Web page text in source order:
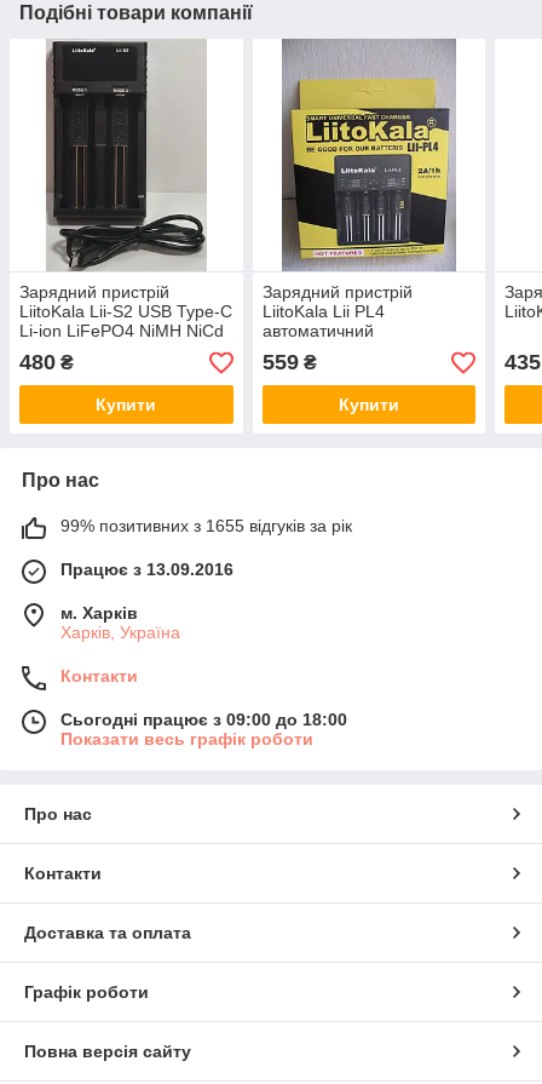
Подібні товари компанії
Зарядний пристрій
LiitoKala Lii-S2 USB Type-C
Li-ion LiFePO4 NiMH NiCd
автоматичний
480 ₴
Купити
Зарядний пристрій
LiitoKala Lii PL4
автоматичний
559₴
Купити
435
Про нас
99% позитивних з 1655 відгуків за рік
Працює з 13.09.2016
м. Харків
Харків, Україна
Контакти
Сьогодні працює з 09:00 до 18:00
Показати весь графік роботи
Про нас
Контакти
Доставка та оплата
Графік роботи
Повна версія сайту